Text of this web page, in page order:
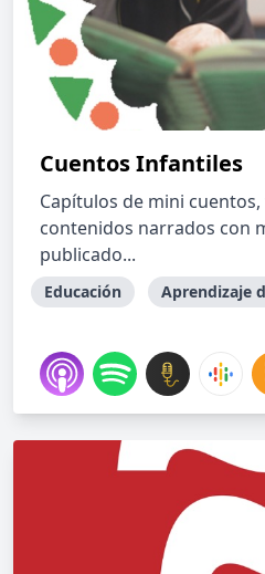
Cuentos Infantiles
Capítulos de mini
contenidos narrados con
publicado...
Educación Aprendizaje